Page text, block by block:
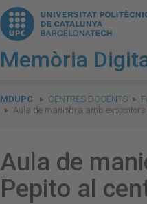
Memòria
are
here:
MDUPC CENTRES DOCENTS
Aula de maniobra amb
Aula de
Pepito al